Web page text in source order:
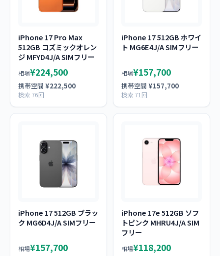
iPhone 17 Pro Max
512GB コズミックオレン
ジ MFYD4J/A SIMフリー
相場¥224,500
携帯空間 ¥222,500
検索 76回
iPhone 17 512GB ホワイ
ト MG6E4J/A SIMフリー
相場¥157,700
携帯空間 ¥157,700
検索 71回
iPhone 17 512GB ブラッ
ク MG6D4J/A SIMフリー
相場¥157,700
iPhone 17e 512GB ソフ
トピンク MHRU4J/A SIM
フリー
相場¥118,200